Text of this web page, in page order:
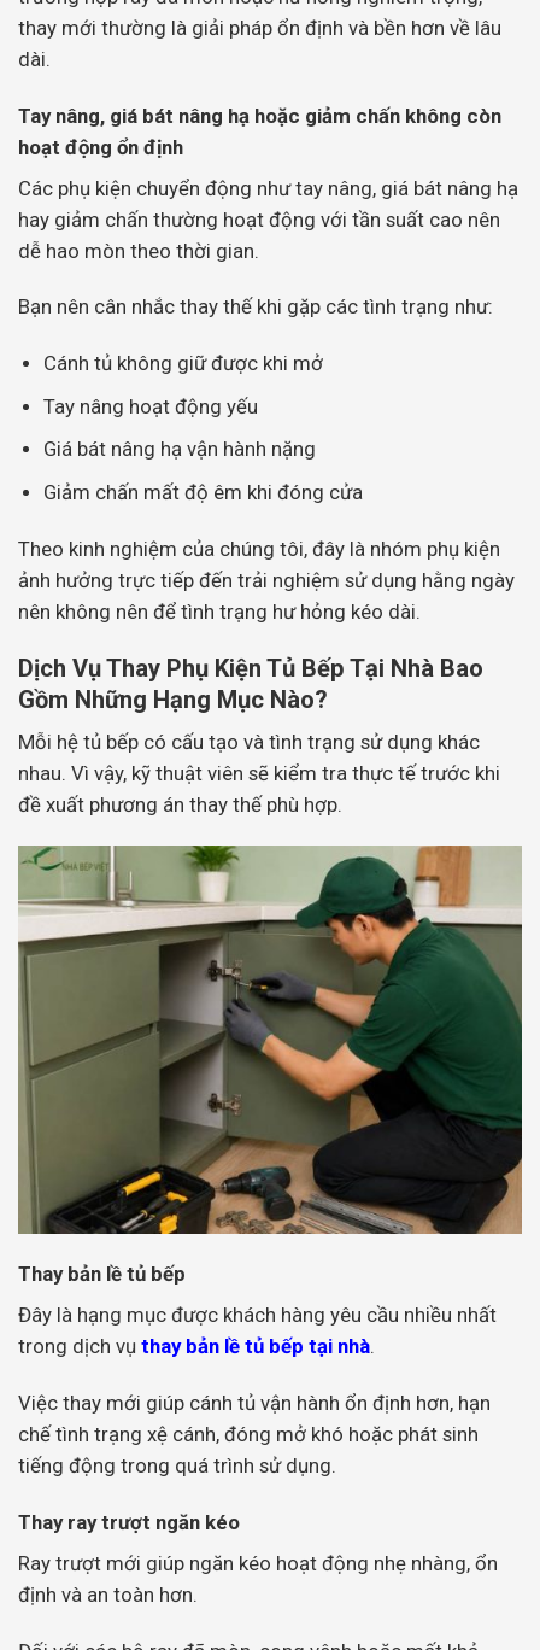
thay mới thường là giải pháp ổn định và bền hơn về lâu
dài.
Tay nâng, giá bát nâng hạ hoặc giảm chấn không còn
hoạt động ổn định
Các phụ kiện chuyển động như tay nâng, giá bát nâng hạ
hay giảm chấn thường hoạt động với tần suất cao nên
dễ hao mòn theo thời gian.
Bạn nên cân nhắc thay thế khi gặp các tình trạng như:
Cánh tủ không giữ được khi mở
Tay nâng hoạt động yếu
Giá bát nâng hạ vận hành nặng
Giảm chấn mất độ êm khi đóng cửa
Theo kinh nghiệm của chúng tôi, đây là nhóm phụ kiện
ảnh hưởng trực tiếp đến trải nghiệm sử dụng hằng ngày
nên không nên để tình trạng hư hỏng kéo dài.
Dịch Vụ Thay Phụ Kiện Tủ Bếp Tại Nhà Bao
Gồm Những Hạng Mục Nào?
Mỗi hệ tủ bếp có cấu tạo và tình trạng sử dụng khác
nhau. Vì vậy, kỹ thuật viên sẽ kiểm tra thực tế trước khi
đề xuất phương án thay thế phù hợp.
Thay bản lề tủ bếp
Đây là hạng mục được khách hàng yêu cầu nhiều nhất
trong dịch vụ thay bản lề tủ bếp tại nhà.
Việc thay mới giúp cánh tủ vận hành ổn định hơn, hạn
chế tình trạng xệ cánh, đóng mở khó hoặc phát sinh
tiếng động trong quá trình sử dụng.
Thay ray trượt ngăn kéo
Ray trượt mới giúp ngăn kéo hoạt động nhẹ nhàng, ổn
định và an toàn hơn.